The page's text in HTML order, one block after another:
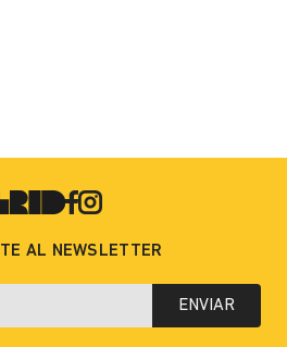
AL NEWSLETTER
ENVIAR